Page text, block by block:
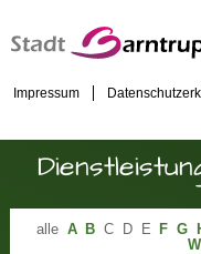
Impressum
alle A B C D E F G
W